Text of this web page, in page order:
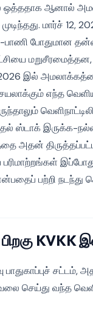
ஒத்ததாக ஆனால்
மார்ச் 12,
பாணி போதுமான
மறுசீரமைத்தன,
2026 இல்
எந்த
ஸ்டாக் இருக்க-
அதன்
பற்றி நடந்து
KVKK
சட்டம்,
வேலை செய்து வந்த